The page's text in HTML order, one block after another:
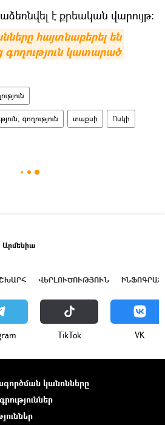
է քրեական վարույթ:
հայտնաբերել են
կատարած
գողություն տաքսի Ոսկի
Արմենիա
ՎԵՐԼՈՒԾՈՒԹՅՈՒՆ
ТikТоk VK
կանոնները